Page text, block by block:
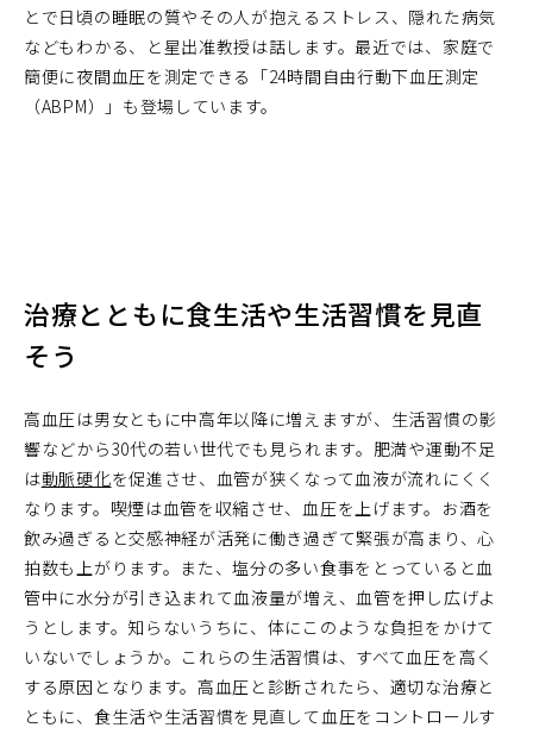
とで日頃の睡眠の質やその人が抱えるストレス、隠れた病気
などもわかる、と星出准教授は話します。最近では、家庭で
簡便に夜間血圧を測定できる「24時間自由行動下血圧測定
（ABPM）」も登場しています。
治療とともに食生活や生活習慣を見直
そう
高血圧は男女ともに中高年以降に増えますが、生活習慣の影
響などから30代の若い世代でも見られます。肥満や運動不足
は動脈硬化を促進させ、血管が狭くなって血液が流れにくく
なります。喫煙は血管を収縮させ、血圧を上げます。お酒を
飲み過ぎると交感神経が活発に働き過ぎて緊張が高まり、心
拍数も上がります。また、塩分の多い食事をとっていると血
管中に水分が引き込まれて血液量が増え、血管を押し広げよ
うとします。知らないうちに、体にこのような負担をかけて
いないでしょうか。これらの生活習慣は、すべて血圧を高く
する原因となります。高血圧と診断されたら、適切な治療と
ともに、食生活や生活習慣を見直して血圧をコントロールす